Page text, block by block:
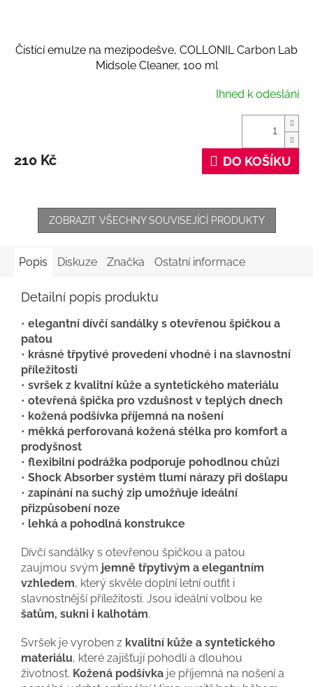
Čistící emulze na mezipodešve, COLLONIL Carbon Lab
Midsole Cleaner, 100 ml
Ihned k odeslání
210 Kč DO KOŠÍKU
ZOBRAZIT VŠECHNY SOUVISEJÍCÍ PRODUKTY
Popis Diskuze Značka Ostatní informace
Detailní popis produktu
• elegantní dívčí sandálky s otevřenou špičkou a
patou
• krásné třpytivé provedení vhodné i na slavnostní
příležitosti
• svršek z kvalitní kůže a syntetického materiálu
• otevřená špička pro vzdušnost v teplých dnech
• kožená podšívka příjemná na nošení
• měkká perforovaná kožená stélka pro komfort a
prodyšnost
• flexibilní podrážka podporuje pohodlnou chůzi
• Shock Absorber systém tlumí nárazy při došlapu
• zapínání na suchý zip umožňuje ideální
přizpůsobení noze
• lehká a pohodlná konstrukce
Dívčí sandálky s otevřenou špičkou a patou
zaujmou svým jemně třpytivým a elegantním
vzhledem, který skvěle doplní letní outfit i
slavnostnější příležitosti. Jsou ideální volbou ke
šatům, sukni i kalhotám.
Svršek je vyroben z kvalitní kůže a syntetického
materiálu, které zajišťují pohodlí a dlouhou
životnost. Kožená podšívka je příjemná na nošení a